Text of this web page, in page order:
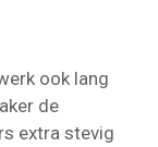
ook lang
de
extra stevig